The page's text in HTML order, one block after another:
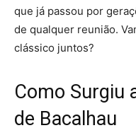
que já passou por
de qualquer reunião.
clássico juntos?
Como Surgiu
de Bacalhau